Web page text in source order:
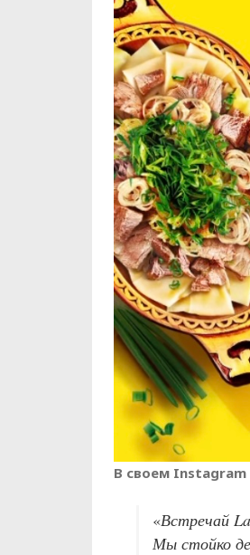
В своем Instagram
«Встречай
Мы стойко